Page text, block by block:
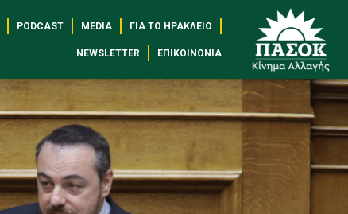
PODCAST MEDIA ΓΙΑ ΤΟ ΗΡΆΚΛΕΙΟ
NEWSLETTER ΕΠΙΚΟΙΝΩΝΊΑ